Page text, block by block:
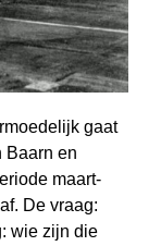
gaat
Baarn en
maart-
De vraag:
wie zijn die